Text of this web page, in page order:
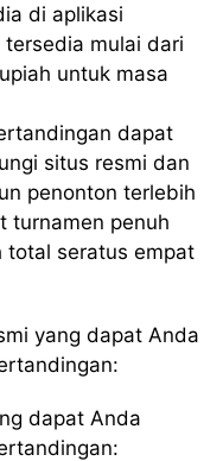
di aplikasi
tersedia mulai dari
untuk masa
dapat
situs resmi dan
penonton terlebih
turnamen penuh
total seratus empat
yang dapat Anda
dapat Anda